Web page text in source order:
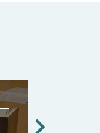
多文化共生